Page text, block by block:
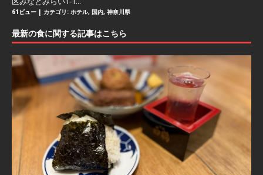
61ビュー | カテゴリ: ホテル, 国内, 神奈川県
最新の食に関する記事はこちら